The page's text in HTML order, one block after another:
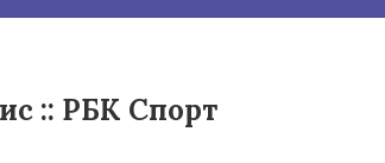
:: РБК Спорт